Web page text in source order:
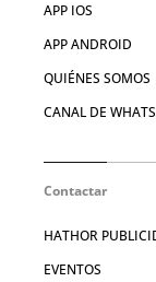
APP IOS
APP ANDROID
QUIÉNES SOMOS
CANAL DE
Contactar
HATHOR
EVENTOS